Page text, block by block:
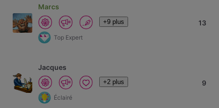
Marcs
+9 plus
Top Expert
13
Jacques
+2 plus
Éclairé
9